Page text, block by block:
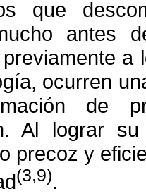
que
antes
ocurren
de
Al lograr
precoz y
(3,9).